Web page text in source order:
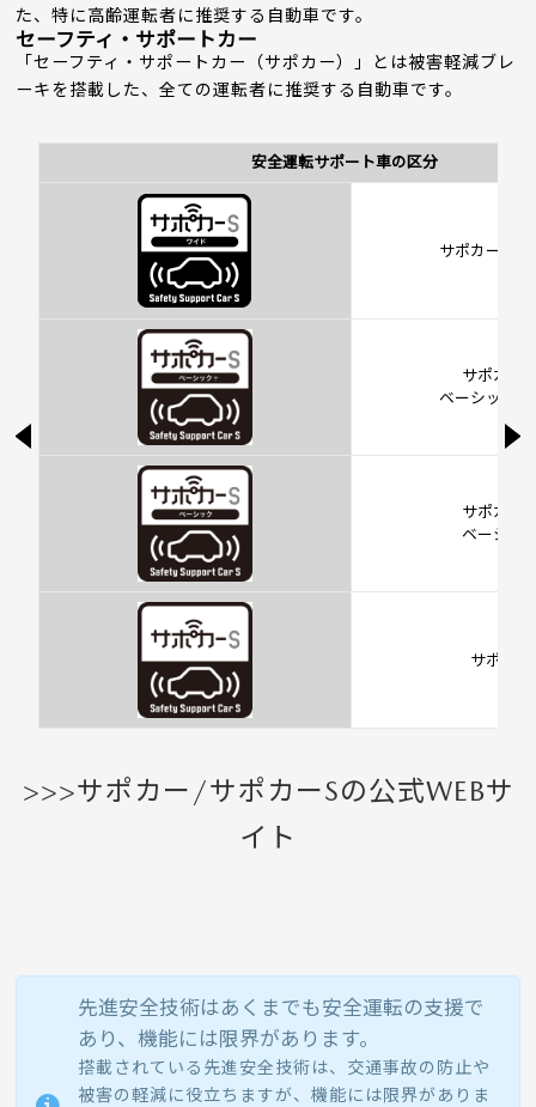
た、特に高齢運転者に推奨する自動車です。
セーフティ・サポートカー
「セーフティ・サポートカー（サポカー）」とは被害軽減ブレ
ーキを搭載した、全ての運転者に推奨する自動車です。
安全運転サポート車の区分
サポカーＳワ
サポカー
ベーシックプ
サポカー
ベーシッ
サポカー
>>>サポカー/サポカーSの公式WEBサ
イト
先進安全技術はあくまでも安全運転の支援で
あり、機能には限界があります。
搭載されている先進安全技術は、交通事故の防止や
被害の軽減に役立ちますが、機能には限界がありま